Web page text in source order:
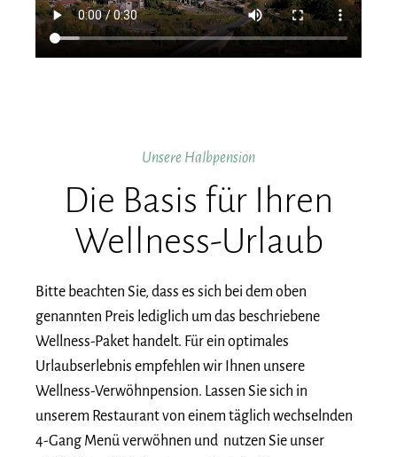
Unsere Halbpension
Die Basis für Ihren
Wellness-Urlaub
Bitte beachten Sie, dass es sich bei dem oben
genannten Preis lediglich um das beschriebene
Wellness-Paket handelt. Für ein optimales
Urlaubserlebnis empfehlen wir Ihnen unsere
Wellness-Verwöhnpension. Lassen Sie sich in
unserem Restaurant von einem täglich wechselnden
4-Gang Menü verwöhnen und nutzen Sie unser